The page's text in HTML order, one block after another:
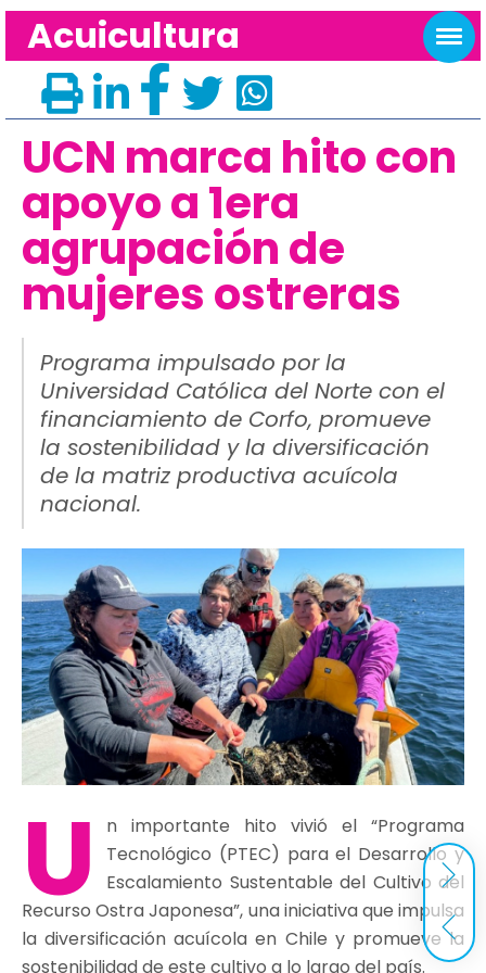
Acuicultura
UCN marca hito con
apoyo a 1era
agrupación de
mujeres ostreras
Programa impulsado por la
Universidad Católica del Norte con el
financiamiento de Corfo, promueve
la sostenibilidad y la diversificación
de la matriz productiva acuícola
nacional.
U
n importante hito vivió el “Programa
Tecnológico (PTEC) para el Desarrollo y
Escalamiento Sustentable del Cultivo del
Recurso Ostra Japonesa”, una iniciativa que impulsa
la diversificación acuícola en Chile y promueve la
sostenibilidad de este cultivo a lo largo del país.